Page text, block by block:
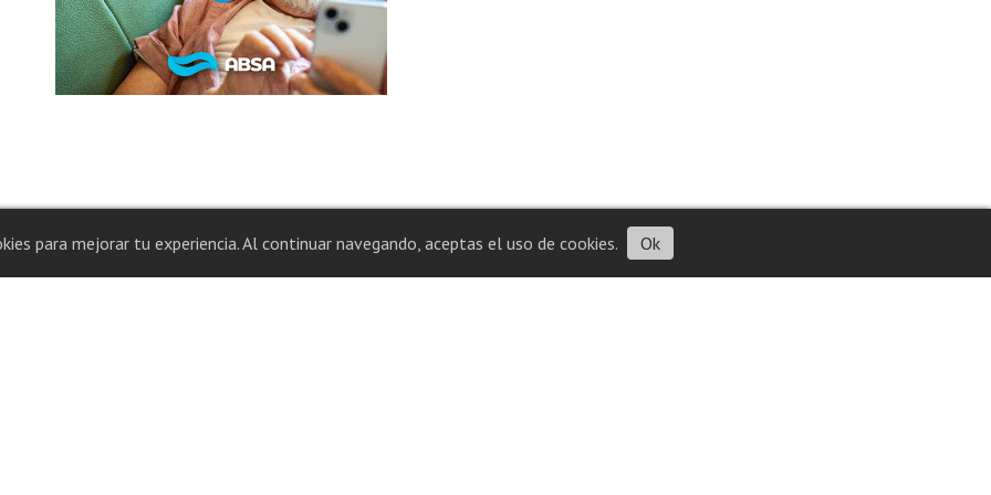
para mejorar tu experiencia. Al continuar navegando, aceptas el uso de cookies. Ok